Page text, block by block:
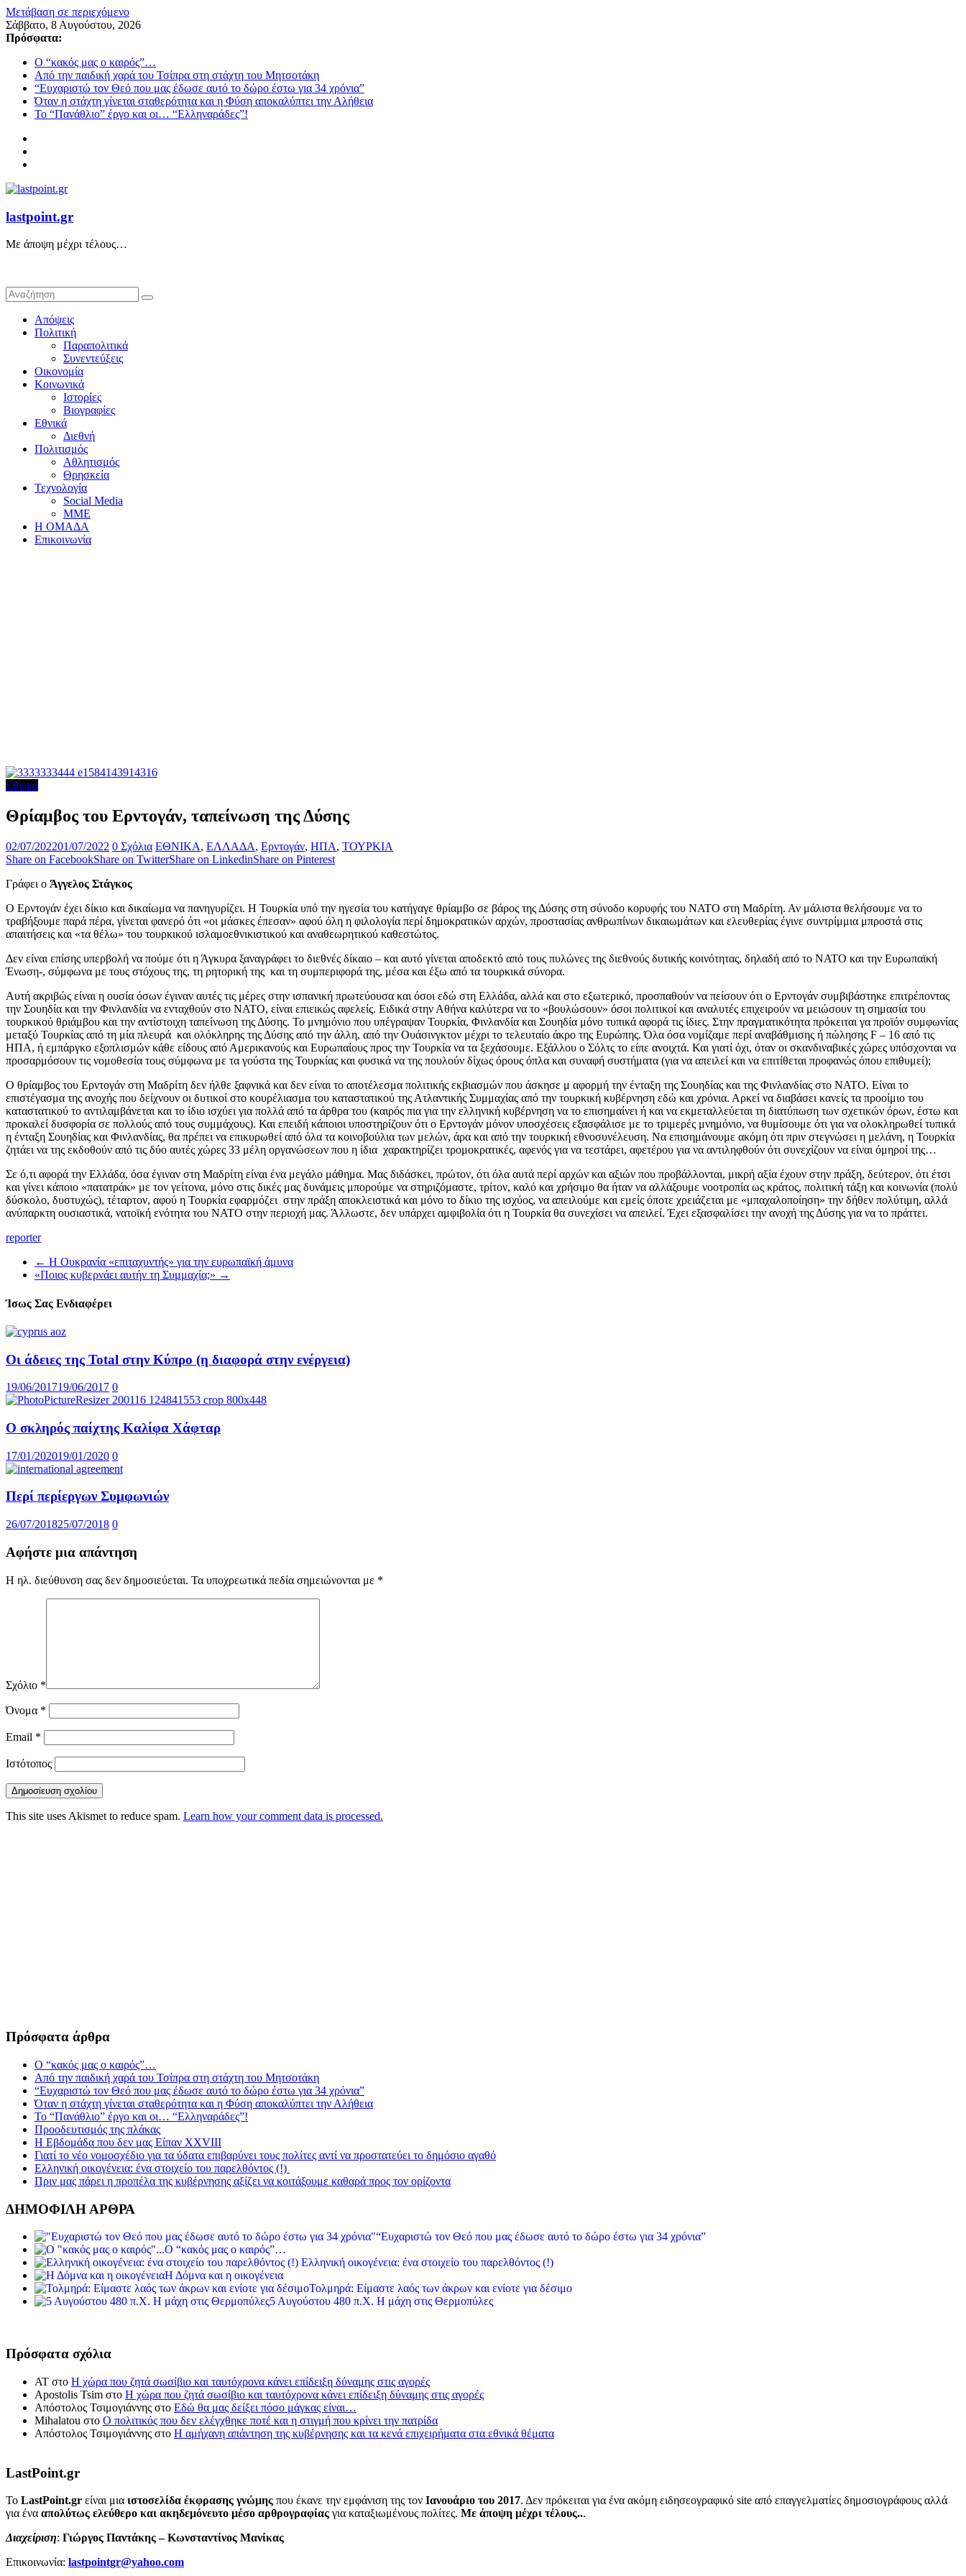
Μετάβαση σε περιεχόμενο
Σάββατο, 8 Αυγούστου, 2026
Πρόσφατα:
Ο “κακός μας ο καιρός”…
Από την παιδική χαρά του Τσίπρα στη στάχτη του Μητσοτάκη
“Ευχαριστώ τον Θεό που μας έδωσε αυτό το δώρο έστω για 34 χρόνια”
Όταν η στάχτη γίνεται σταθερότητα και η Φύση αποκαλύπτει την Αλήθεια
Το “Πανάθλιο” έργο και οι… “Ελληναράδες”!
lastpoint.gr
Με άποψη μέχρι τέλους…
Απόψεις
Πολιτική
Παραπολιτικά
Συνεντεύξεις
Οικονομία
Κοινωνικά
Ιστορίες
Βιογραφίες
Εθνικά
Διεθνή
Πολιτισμός
Αθλητισμός
Θρησκεία
Τεχνολογία
Social Media
ΜΜΕ
Η ΟΜΑΔΑ
Επικοινωνία
Εθνικά
Θρίαμβος του Ερντογάν, ταπείνωση της Δύσης
02/07/202201/07/2022 0 Σχόλια ΕΘΝΙΚΑ, ΕΛΛΑΔΑ, Ερντογάν, ΗΠΑ, ΤΟΥΡΚΙΑ
Share on FacebookShare on TwitterShare on LinkedinShare on Pinterest
Γράφει ο Άγγελος Στάγκος
Ο Ερντογάν έχει δίκιο και δικαίωμα να πανηγυρίζει. Η Τουρκία υπό την ηγεσία του κατήγαγε θρίαμβο σε βάρος της Δύσης στη σύνοδο κορυφής του ΝΑΤΟ στη Μαδρίτη. Αν μάλιστα θελήσουμε να το
τραβήξουμε παρά πέρα, γίνεται φανερό ότι «οι μάσκες έπεσαν» αφού όλη η φιλολογία περί δημοκρατικών αρχών, προστασίας ανθρωπίνων δικαιωμάτων και ελευθερίας έγινε συντρίμμια μπροστά στις
απαιτήσεις και «τα θέλω» του τουρκικού ισλαμοεθνικιστικού και αναθεωρητικού καθεστώτος.
Δεν είναι επίσης υπερβολή να πούμε ότι η Άγκυρα ξαναγράφει το διεθνές δίκαιο – και αυτό γίνεται αποδεκτό από τους πυλώνες της διεθνούς δυτικής κοινότητας, δηλαδή από το ΝΑΤΟ και την Ευρωπαϊκή
Ένωση-, σύμφωνα με τους στόχους της, τη ρητορική της και τη συμπεριφορά της, μέσα και έξω από τα τουρκικά σύνορα.
Αυτή ακριβώς είναι η ουσία όσων έγιναν αυτές τις μέρες στην ισπανική πρωτεύουσα και όσοι εδώ στη Ελλάδα, αλλά και στο εξωτερικό, προσπαθούν να πείσουν ότι ο Ερντογάν συμβιβάστηκε επιτρέποντας
την Σουηδία και την Φινλανδία να ενταχθούν στο ΝΑΤΟ, είναι επιεικώς αφελείς. Ειδικά στην Αθήνα καλύτερα να το «βουλώσουν» όσοι πολιτικοί και αναλυτές επιχειρούν να μειώσουν τη σημασία του
τουρκικού θριάμβου και την αντίστοιχη ταπείνωση της Δύσης. Το μνημόνιο που υπέγραψαν Τουρκία, Φινλανδία και Σουηδία μόνο τυπικά αφορά τις ίδιες. Στην πραγματικότητα πρόκειται γα προϊόν συμφωνίας
μεταξύ Τουρκίας από τη μία πλευρά και ολόκληρης της Δύσης από την άλλη, από την Ουάσινγκτον μέχρι το τελευταίο άκρο της Ευρώπης. Όλα όσα νομίζαμε περί αναβάθμισης ή πώλησης F – 16 από τις
ΗΠΑ, ή εμπάργκο εξοπλισμών κάθε είδους από Αμερικανούς και Ευρωπαίους προς την Τουρκία να τα ξεχάσουμε. Εξάλλου ο Σόλτς το είπε ανοιχτά. Και γιατί όχι, όταν οι σκανδιναβικές χώρες υπόσχονται να
προσαρμόσουν τις νομοθεσία τους σύμφωνα με τα γούστα της Τουρκίας και φυσικά να της πουλούν δίχως όρους όπλα και συναφή συστήματα (για να απειλεί και να επιτίθεται προφανώς όπου επιθυμεί);
Ο θρίαμβος του Ερντογάν στη Μαδρίτη δεν ήλθε ξαφνικά και δεν είναι το αποτέλεσμα πολιτικής εκβιασμών που άσκησε μ αφορμή την ένταξη της Σουηδίας και της Φινλανδίας στο ΝΑΤΟ. Είναι το
επιστέγασμα της ανοχής που δείχνουν οι δυτικοί στο κουρέλιασμα του καταστατικού της Ατλαντικής Συμμαχίας από την τουρκική κυβέρνηση εδώ και χρόνια. Αρκεί να διαβάσει κανείς τα προοίμιο του
καταστατικού το αντιλαμβάνεται και το ίδιο ισχύει για πολλά από τα άρθρα του (καιρός πια για την ελληνική κυβέρνηση να το επισημαίνει ή και να εκμεταλλεύεται τη διατύπωση των σχετικών όρων, έστω και
προκαλεί δυσφορία σε πολλούς από τους συμμάχους). Και επειδή κάποιοι υποστηρίζουν ότι ο Ερντογάν μόνον υποσχέσεις εξασφάλισε με το τριμερές μνημόνιο, να θυμίσουμε ότι για να ολοκληρωθεί τυπικά
η ένταξη Σουηδίας και Φινλανδίας, θα πρέπει να επικυρωθεί από όλα τα κοινοβούλια των μελών, άρα και από την τουρκική εθνοσυνέλευση. Να επισημάνουμε ακόμη ότι πριν στεγνώσει η μελάνη, η Τουρκία
ζητάει να της εκδοθούν από τις δύο αυτές χώρες 33 μέλη οργανώσεων που η ίδια χαρακτηρίζει τρομοκρατικές, αφενός για να τεστάρει, αφετέρου για να αντιληφθούν ότι συνεχίζουν να είναι όμηροί της…
Σε ό,τι αφορά την Ελλάδα, όσα έγιναν στη Μαδρίτη είναι ένα μεγάλο μάθημα. Μας διδάσκει, πρώτον, ότι όλα αυτά περί αρχών και αξιών που προβάλλονται, μικρή αξία έχουν στην πράξη, δεύτερον, ότι έτσι
και γίνει κάποιο «πατατράκ» με τον γείτονα, μόνο στις δικές μας δυνάμεις μπορούμε να στηριζόμαστε, τρίτον, καλό και χρήσιμο θα ήταν να αλλάξουμε νοοτροπία ως κράτος, πολιτική τάξη και κοινωνία (πολύ
δύσκολο, δυστυχώς), τέταρτον, αφού η Τουρκία εφαρμόζει στην πράξη αποκλειστικά και μόνο το δίκιο της ισχύος, να απειλούμε και εμείς όποτε χρειάζεται με «μπαχαλοποίηση» την δήθεν πολύτιμη, αλλά
ανύπαρκτη ουσιαστικά, νατοϊκή ενότητα του ΝΑΤΟ στην περιοχή μας. Άλλωστε, δεν υπάρχει αμφιβολία ότι η Τουρκία θα συνεχίσει να απειλεί. Έχει εξασφαλίσει την ανοχή της Δύσης για να το πράττει.
reporter
← Η Ουκρανία «επιταχυντής» για την ευρωπαϊκή άμυνα
«Ποιος κυβερνάει αυτήν τη Συμμαχία;» →
Ίσως Σας Ενδιαφέρει
Οι άδειες της Total στην Κύπρο (η διαφορά στην ενέργεια)
19/06/201719/06/2017 0
Ο σκληρός παίχτης Καλίφα Χάφταρ
17/01/202019/01/2020 0
Περί περίεργων Συμφωνιών
26/07/201825/07/2018 0
Αφήστε μια απάντηση
Η ηλ. διεύθυνση σας δεν δημοσιεύεται. Τα υποχρεωτικά πεδία σημειώνονται με *
Σχόλιο *
Όνομα *
Email *
Ιστότοπος
This site uses Akismet to reduce spam. Learn how your comment data is processed.
Πρόσφατα άρθρα
Ο “κακός μας ο καιρός”…
Από την παιδική χαρά του Τσίπρα στη στάχτη του Μητσοτάκη
“Ευχαριστώ τον Θεό που μας έδωσε αυτό το δώρο έστω για 34 χρόνια”
Όταν η στάχτη γίνεται σταθερότητα και η Φύση αποκαλύπτει την Αλήθεια
Το “Πανάθλιο” έργο και οι… “Ελληναράδες”!
Προοδευτισμός της πλάκας
Η Εβδομάδα που δεν μας Είπαν XXVIII
Γιατί το νέο νομοσχέδιο για τα ύδατα επιβαρύνει τους πολίτες αντί να προστατεύει το δημόσιο αγαθό
Ελληνική οικογένεια: ένα στοιχείο του παρελθόντος (!)
Πριν μας πάρει η προπέλα της κυβέρνησης αξίζει να κοιτάξουμε καθαρά προς τον ορίζοντα
ΔΗΜΟΦΙΛΗ ΑΡΘΡΑ
“Ευχαριστώ τον Θεό που μας έδωσε αυτό το δώρο έστω για 34 χρόνια”
Ο “κακός μας ο καιρός”…
Ελληνική οικογένεια: ένα στοιχείο του παρελθόντος (!)
Η Δόμνα και η οικογένεια
Τολμηρά: Είμαστε λαός των άκρων και ενίοτε για δέσιμο
5 Αυγούστου 480 π.Χ. Η μάχη στις Θερμοπύλες
Πρόσφατα σχόλια
ΑΤ στο Η χώρα που ζητά σωσίβιο και ταυτόχρονα κάνει επίδειξη δύναμης στις αγορές
Apostolis Tsim στο Η χώρα που ζητά σωσίβιο και ταυτόχρονα κάνει επίδειξη δύναμης στις αγορές
Απόστολος Τσιμογιάννης στο Εδώ θα μας δείξει πόσο μάγκας είναι…
Mihalatou στο Ο πολιτικός που δεν ελέγχθηκε ποτέ και η στιγμή που κρίνει την πατρίδα
Απόστολος Τσιμογιάννης στο Η αμήχανη απάντηση της κυβέρνησης και τα κενά επιχειρήματα στα εθνικά θέματα
LastPoint.gr
To LastPoint.gr είναι μια ιστοσελίδα έκφρασης γνώμης που έκανε την εμφάνιση της τον Ιανουάριο του 2017. Δεν πρόκειται για ένα ακόμη ειδησεογραφικό site από επαγγελματίες δημοσιογράφους αλλά
για ένα απολύτως ελεύθερο και ακηδεμόνευτο μέσο αρθρογραφίας για καταξιωμένους πολίτες. Με άποψη μέχρι τέλους...
Διαχείριση: Γιώργος Παντάκης – Κωνσταντίνος Μανίκας
Επικοινωνία: lastpointgr@yahoo.com